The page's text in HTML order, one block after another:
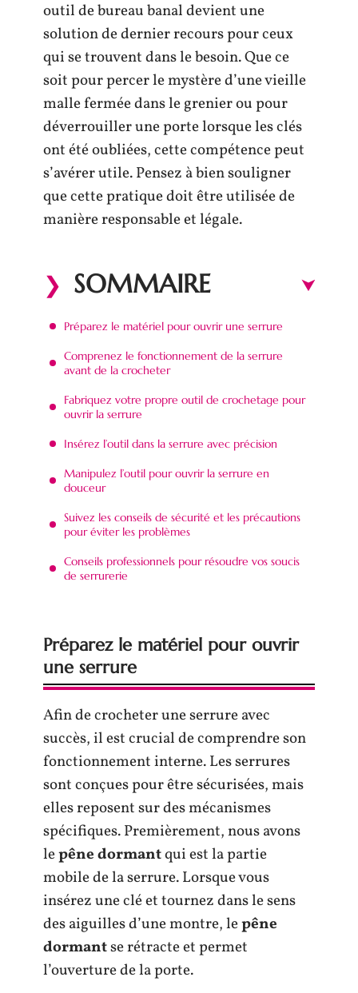
outil de bureau banal devient une
solution de dernier recours pour ceux
qui se trouvent dans le besoin. Que ce
soit pour percer le mystère d’une vieille
malle fermée dans le grenier ou pour
déverrouiller une porte lorsque les clés
ont été oubliées, cette compétence peut
s’avérer utile. Pensez à bien souligner
que cette pratique doit être utilisée de
manière responsable et légale.
SOMMAIRE
Préparez le matériel pour ouvrir une serrure
Comprenez le fonctionnement de la serrure
avant de la crocheter
Fabriquez votre propre outil de crochetage pour
ouvrir la serrure
Insérez l’outil dans la serrure avec précision
Manipulez l’outil pour ouvrir la serrure en
douceur
Suivez les conseils de sécurité et les précautions
pour éviter les problèmes
Conseils professionnels pour résoudre vos soucis
de serrurerie
Préparez le matériel pour ouvrir
une serrure
Afin de crocheter une serrure avec
succès, il est crucial de comprendre son
fonctionnement interne. Les serrures
sont conçues pour être sécurisées, mais
elles reposent sur des mécanismes
spécifiques. Premièrement, nous avons
lepêne dormantqui est la partie
mobile de la serrure. Lorsque vous
insérez une clé et tournez dans le sens
des aiguilles d’une montre, lepêne
dormantse rétracte et permet
l’ouverture de la porte.